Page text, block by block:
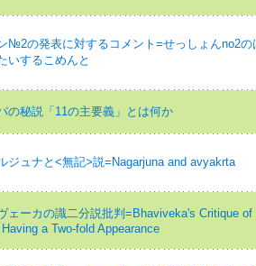
№2の発表に対するコメント=せっしょんno2の
いするこめんと
の秘説「11の主要義」とは何か
ジュナと<無記>説=Nagarjuna and avyakrta
ェーカの識二分説批判=Bhaviveka's Critique of
a Two-fold Appearance